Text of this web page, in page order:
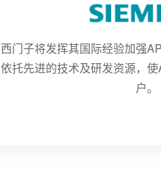
西门子将发挥其国际经验加强
依托先进的技术及研发资源，
户。